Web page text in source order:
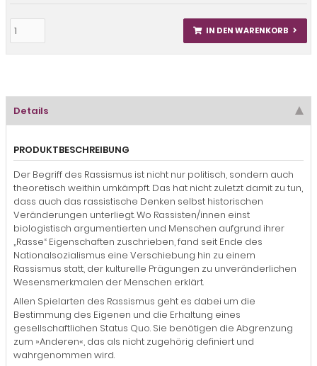
IN DEN WARENKORB
Details
PRODUKTBESCHREIBUNG
Der Begriff des Rassismus ist nicht nur politisch, sondern auch
theoretisch weithin umkämpft. Das hat nicht zuletzt damit zu tun,
dass auch das rassistische Denken selbst historischen
Veränderungen unterliegt. Wo Rassisten/innen einst
biologistisch argumentierten und Menschen aufgrund ihrer
„Rasse“ Eigenschaften zuschrieben, fand seit Ende des
Nationalsozialismus eine Verschiebung hin zu einem
Rassismus statt, der kulturelle Prägungen zu unveränderlichen
Wesensmerkmalen der Menschen erklärt.
Allen Spielarten des Rassismus geht es dabei um die
Bestimmung des Eigenen und die Erhaltung eines
gesellschaftlichen Status Quo. Sie benötigen die Abgrenzung
zum »Anderen«, das als nicht zugehörig definiert und
wahrgenommen wird.